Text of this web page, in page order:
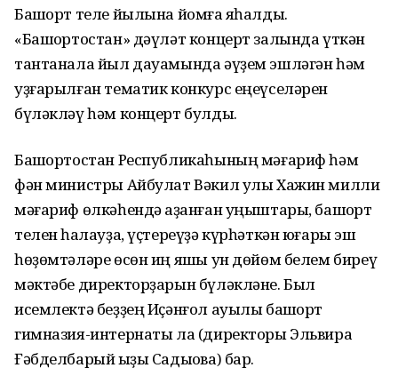
Башҡорт теле йылына йомғаҡ яһалды.
«Башҡортостан» дәүләт концерт залында үткән
тантанала йыл дауамында әүҙем эшләгән һәм
уҙғарылған тематик конкурс еңеүселәрен
бүләкләү һәм концерт булды.
Башҡортостан Республикаһының мәғариф һәм
фән министры Айбулат Вәкил улы Хажин милли
мәғариф өлкәһендә ҡаҙанған уңыштары, башҡорт
телен һаҡлауҙа, үҫтереүҙә күрһәткән юғары эш
һөҙөмтәләре өсөн иң яҡшы ун дөйөм белем биреү
мәктәбе директорҙарын бүләкләне. Был
исемлектә беҙҙең Иҫәнғол ауылы башҡорт
гимназия-интернаты ла (директоры Эльвира
Ғәбделбарый ҡыҙы Садыҡова) бар.